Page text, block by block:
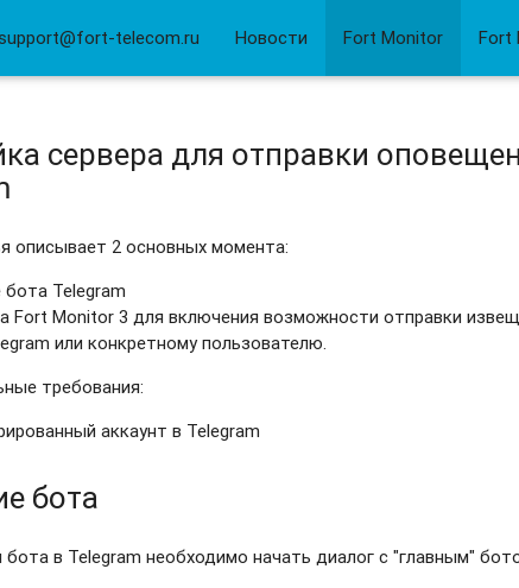
support@fort-telecom.ru Новости Fort Monitor Fort
сервера для отправки
описывает 2 основных момента:
Telegram
Fort Monitor 3 для включения возможности отправки
или конкретному пользователю.
требования:
аккаунт в Telegram
бота
бота в Telegram необходимо начать диалог с "главным"